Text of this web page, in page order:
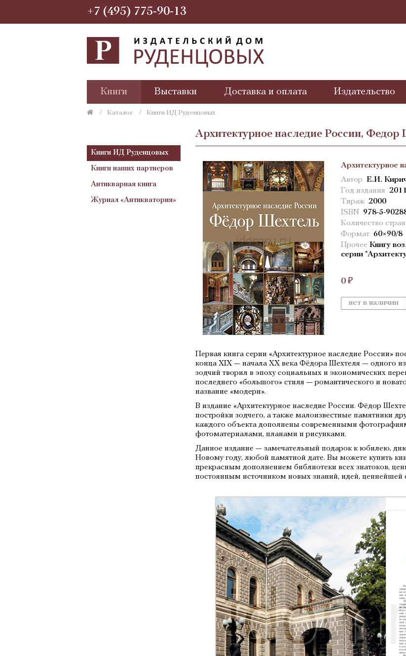
+7 (495) 775-90-13
Книги Выставки Доставка и оплата Издательство
Каталог Книги ИД Руденцовых
Книги ИД Руденцовых
Книги наших партнеров
Антикварная книга
Журнал «Антикватория»
Архитектурное наследие России, Федор
Архитектурное
Автор Е.И.
Год издания 2011
Тираж 2000
ISBN 978-5-
Количество
Формат 60×90/8
Прочее Книгу
серии
0 ₽
нет в наличии
Первая книга серии «Архитектурное наследие России»
конца XIX — начала XX века Фёдора Шехтеля — одного
зодчий творил в эпоху социальных и экономических
последнего «большого» стиля — романтического и
название «модерн».
В издание «Архитектурное наследие России. Фёдор
постройки зодчего, а также малоизвестные памятники
каждого объекта дополнены современными
фотоматериалами, планами и рисунками.
Данное издание — замечательный подарок к юбилею,
Новому году, любой памятной дате. Вы можете купить
прекрасным дополнением библиотеки всех знатоков,
постоянным источником новых знаний, идей,